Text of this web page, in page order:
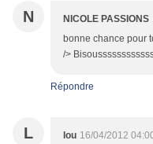
N NICOLE PASSIONS
bonne chance pour
/>
Répondre
L lou 16/04/2012